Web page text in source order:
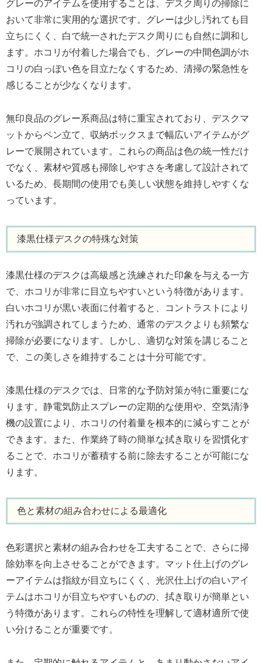
グレーのアイテムを使用することは、デスク周りの掃除に
おいて非常に実用的な選択です。グレーは少し汚れても目
立ちにくく、白で統一されたデスク周りにも自然に調和し
ます。ホコリが付着した場合でも、グレーの中間色調がホ
コリの白っぽい色を目立たなくするため、清掃の緊急性を
感じることが少なくなります。
無印良品のグレー系商品は特に重宝されており、デスクマ
ットからペン立て、収納ボックスまで幅広いアイテムがグ
レーで展開されています。これらの商品は色の統一性だけ
でなく、素材や質感も掃除しやすさを考慮して設計されて
いるため、長期間の使用でも美しい状態を維持しやすくな
っています。
漆黒仕様デスクの特殊な対策
漆黒仕様のデスクは高級感と洗練された印象を与える一方
で、ホコリが非常に目立ちやすいという特徴があります。
白いホコリが黒い表面に付着すると、コントラストにより
汚れが強調されてしまうため、通常のデスクよりも頻繁な
掃除が必要になります。しかし、適切な対策を講じること
で、この美しさを維持することは十分可能です。
漆黒仕様のデスクでは、日常的な予防対策が特に重要にな
ります。静電気防止スプレーの定期的な使用や、空気清浄
機の設置により、ホコリの付着量を根本的に減らすことが
できます。また、作業終了時の簡単な拭き取りを習慣化す
ることで、ホコリが蓄積する前に除去することが可能にな
ります。
色と素材の組み合わせによる最適化
色彩選択と素材の組み合わせを工夫することで、さらに掃
除効率を向上させることができます。マット仕上げのグレ
ーアイテムは指紋が目立ちにくく、光沢仕上げの白いアイ
テムはホコリが目立ちやすいものの、拭き取りが簡単とい
う特徴があります。これらの特性を理解して適材適所で使
い分けることが重要です。